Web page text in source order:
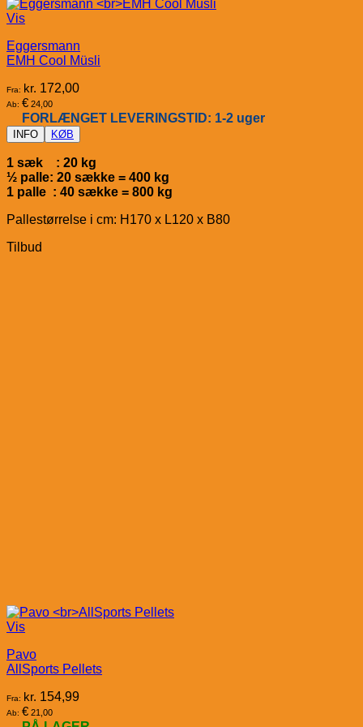
Vis
Eggersmann
EMH Cool Müsli
Fra: kr. 172,00
Ab: € 24,00
FORLÆNGET LEVERINGSTID: 1-2 uger
INFO KØB
1 sæk : 20 kg
½ palle: 20 sække = 400 kg
1 palle : 40 sække = 800 kg
Pallestørrelse i cm: H170 x L120 x B80
Tilbud
Vis
Pavo
AllSports Pellets
Fra: kr. 154,99
Ab: € 21,00